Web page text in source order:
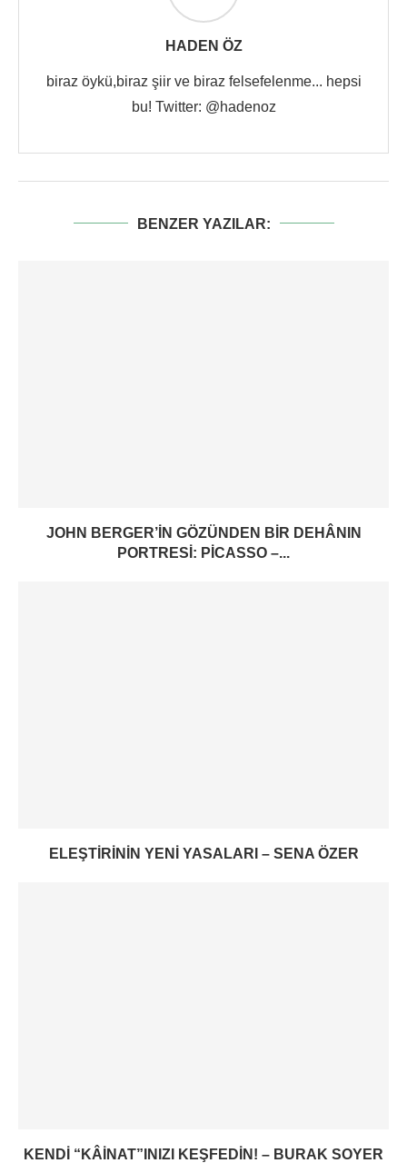
HADEN ÖZ
biraz öykü,biraz şiir ve biraz felsefelenme... hepsi
bu! Twitter: @hadenoz
BENZER YAZILAR:
JOHN BERGER’IN GÖZÜNDEN BIR DEHÂNIN
PORTRESI: PICASSO –...
ELEŞTIRININ YENI YASALARI – SENA ÖZER
KENDI “KÂINAT”INIZI KEŞFEDIN! – BURAK SOYER